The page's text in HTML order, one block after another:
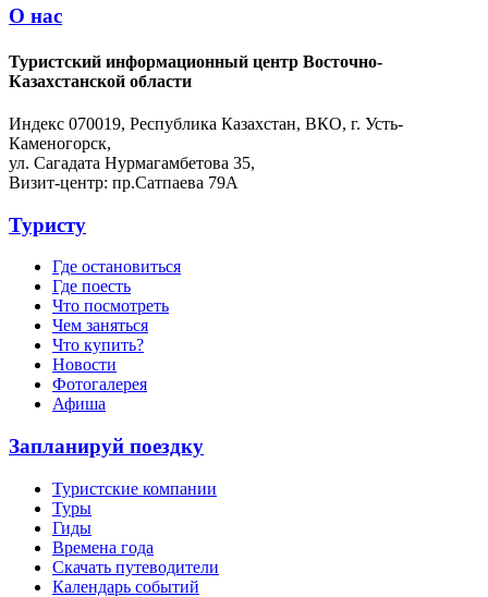
О нас
Туристский информационный центр Восточно-
Казахстанской области
Индекс 070019, Республика Казахстан, ВКО, г. Усть-
Каменогорск,
ул. Сагадата Нурмагамбетова 35,
Визит-центр: пр.Сатпаева 79А
Туристу
Где остановиться
Где поесть
Что посмотреть
Чем заняться
Что купить?
Новости
Фотогалерея
Афиша
Запланируй поездку
Туристские компании
Туры
Гиды
Времена года
Скачать путеводители
Календарь событий